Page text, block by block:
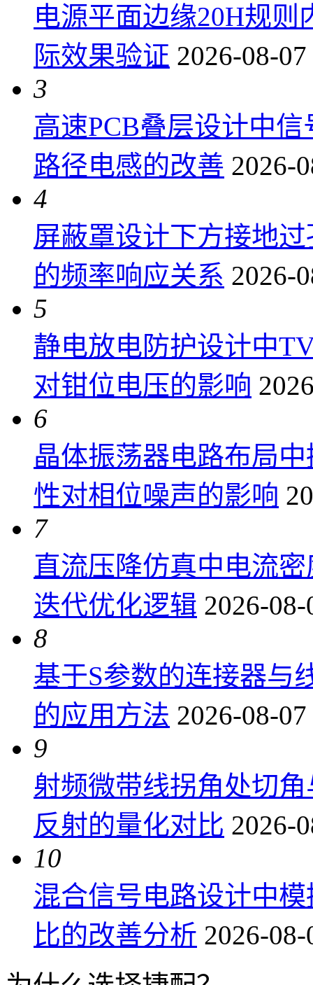
电源平面边缘20H规
际效果验证 2026-08-
3
高速PCB叠层设计中
路径电感的改善 2026-
4
屏蔽罩设计下方接地
的频率响应关系 2026-
5
静电放电防护设计中
对钳位电压的影响
6
晶体振荡器电路布局
性对相位噪声的影响
7
直流压降仿真中电流
迭代优化逻辑 2026-
8
基于S参数的连接器与
的应用方法 2026-08-
9
射频微带线拐角处切
反射的量化对比 2026-
10
混合信号电路设计中
比的改善分析 2026-